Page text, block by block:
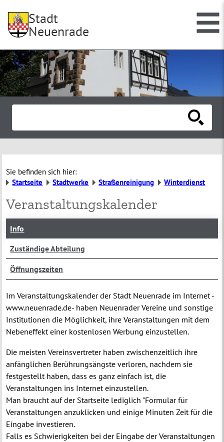
Stadt
Neuenrade
Sie befinden sich hier:
Startseite
Stadtwerke Straßenreinigung Winterdienst
Veranstaltungskalender
Info
Zuständige Abteilung
Öffnungszeiten
Im Veranstaltungskalender der Stadt Neuenrade im Internet -
www.neuenrade.de- haben Neuenrader Vereine und sonstige
Institutionen die Möglichkeit, ihre Veranstaltungen mit dem
Nebeneffekt einer kostenlosen Werbung einzustellen.
Die meisten Vereinsvertreter haben zwischenzeitlich ihre
anfänglichen Berührungsängste verloren, nachdem sie
festgestellt haben, dass es ganz einfach ist, die
Veranstaltungen ins Internet einzustellen.
Man braucht auf der Startseite lediglich "Formular für
Veranstaltungen anzuklicken und einige Minuten Zeit für die
Eingabe investieren.
Falls es Schwierigkeiten bei der Eingabe der Veranstaltungen